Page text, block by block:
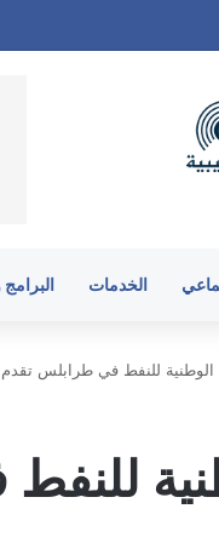
الخدمات البرامج
للنفط في طرابلس